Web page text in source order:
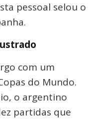
pessoal selou o
.
com um
do Mundo.
o argentino
partidas que